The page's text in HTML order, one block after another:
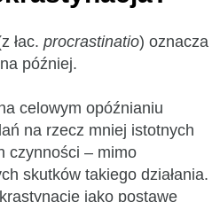
łac. procrastinatio) oznacza
później.
celowym opóźnianiu
na rzecz mniej istotnych
czynności – mimo
skutków takiego działania.
jako postawę